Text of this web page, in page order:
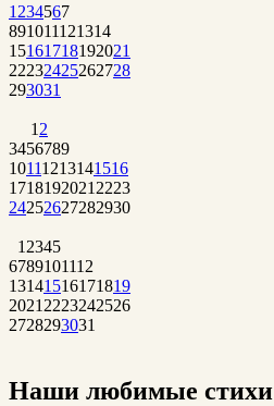
1 234567
891011121314
15161718192021
22232425262728
293031
1 2
3456789
10111213141516
1718192021 2223
24252627282930
1 2345
6789101112
13141516171819
2021 2223242526
2728293031
Наши любимые стихи